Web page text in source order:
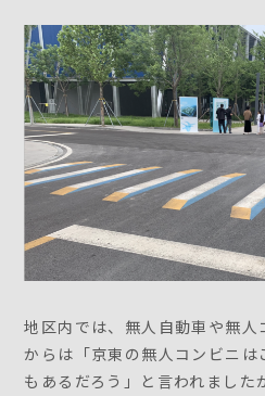
地区内では、無人自動車や無
からは「京東の無人コンビニは
もあるだろう」と言われました